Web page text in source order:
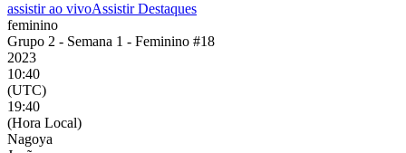
assistir ao vivoAssistir Destaques
feminino
Grupo 2 - Semana 1 - Feminino #18
2023
10:40
(UTC)
19:40
(Hora Local)
Nagoya